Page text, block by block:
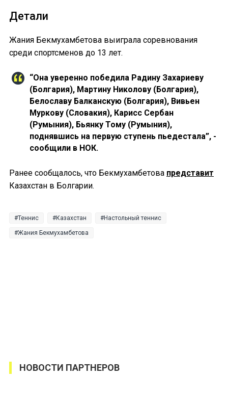
Детали
Жания Бекмухамбетова выиграла соревнования
среди спортсменов до 13 лет.
“Она уверенно победила Радину Захариеву
(Болгария), Мартину Николову (Болгария),
Белославу Балканскую (Болгария), Вивьен
Муркову (Словакия), Карисс Сербан
(Румыния), Бьянку Тому (Румыния),
поднявшись на первую ступень пьедестала”, -
сообщили в НОК.
Ранее сообщалось, что Бекмухамбетова представит
Казахстан в Болгарии.
Теннис Казахстан Настольный теннис
Жания Бекмухамбетова
НОВОСТИ ПАРТНЕРОВ